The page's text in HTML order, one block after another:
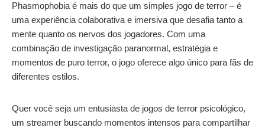
Phasmophobia é mais do que um simples jogo de terror – é
uma experiência colaborativa e imersiva que desafia tanto a
mente quanto os nervos dos jogadores. Com uma
combinação de investigação paranormal, estratégia e
momentos de puro terror, o jogo oferece algo único para fãs de
diferentes estilos.
Quer você seja um entusiasta de jogos de terror psicológico,
um streamer buscando momentos intensos para compartilhar